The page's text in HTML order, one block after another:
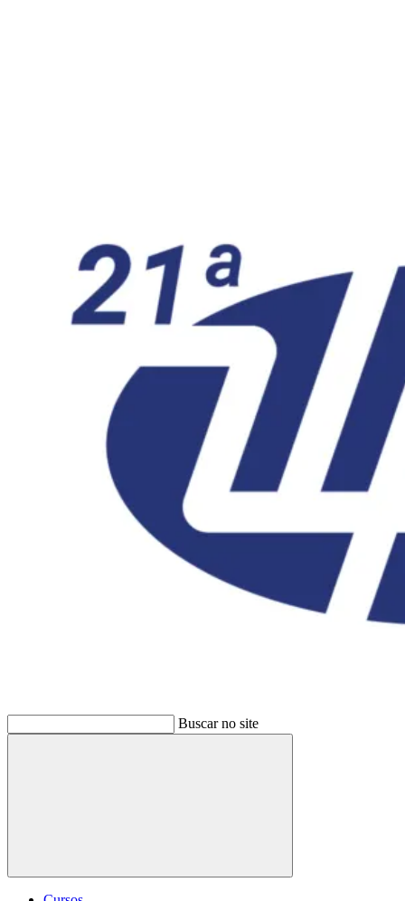
Buscar no site
Buscar